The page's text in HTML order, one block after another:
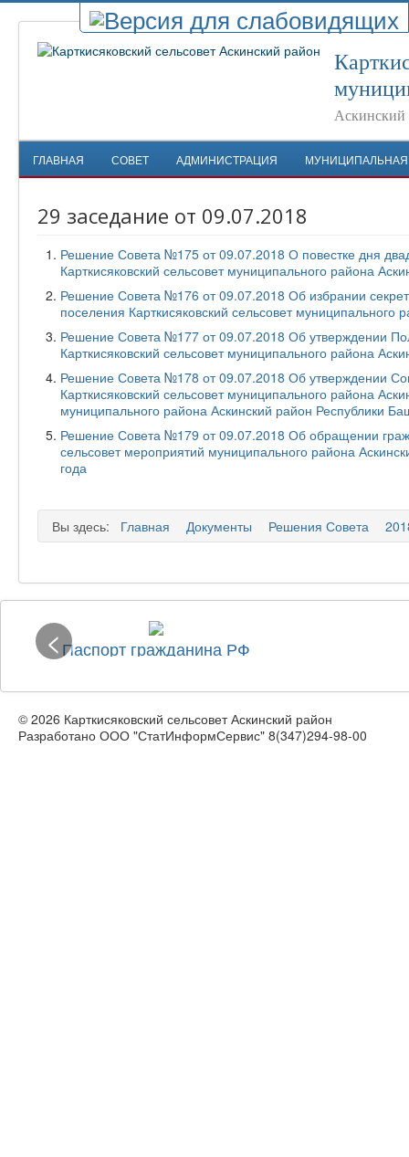
Аскинский
ГЛАВНАЯ СОВЕТ АДМИНИСТРАЦИЯ
29 заседание от 09.07.2018
Решение Совета №175 от 09.07.2018 О повестке дня
Карткисяковский сельсовет муниципального района
Решение Совета №176 от 09.07.2018 Об избрании
поселения Карткисяковский сельсовет
Решение Совета №177 от 09.07.2018 Об утверждении
Карткисяковский сельсовет муниципального района
Решение Совета №178 от 09.07.2018 Об утверждении
Карткисяковский сельсовет муниципального района
муниципального района Аскинский район Республики
Решение Совета №179 от 09.07.2018 Об обращении
сельсовет мероприятий муниципального района
года
Вы здесь: Главная Документы Решения Совета
Паспорт гражданина РФ
<
© 2026 Карткисяковский сельсовет Аскинский район
Разработано ООО "СтатИнформСервис" 8(347)294-98-00